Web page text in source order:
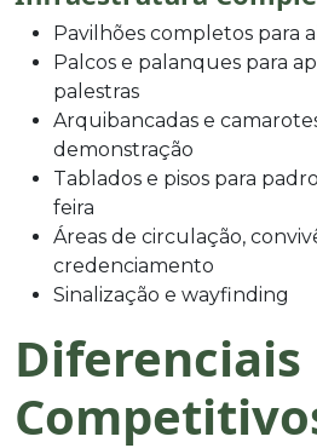
Pavilhões completos para
Palcos e palanques para
palestras
Arquibancadas e
demonstração
Tablados e pisos para
feira
Áreas de circulação,
credenciamento
Sinalização e wayfinding
Diferenciais